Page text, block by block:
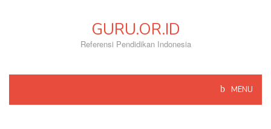
GURU.OR.ID
Referensi Pendidikan Indonesia
MENU